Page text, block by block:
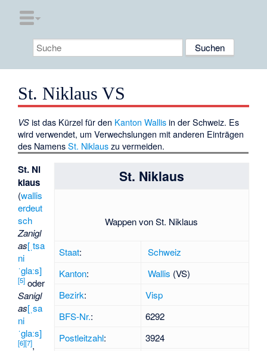
St. Niklaus VS
VS ist das Kürzel für den Kanton Wallisin der Schweiz. Es
wird verwendet, um Verwechslungen mit anderen Einträgen
des NamensSt. Niklauszu vermeiden.
St. Niklaus
Wappen von St. Niklaus
Staat:
Schweiz
Kanton: Wallis (VS)
Bezirk:
Visp
BFS-Nr.:
6292
Postleitzahl:
3924
St. Ni
klaus
(wallis
erdeut
sch
Zanigl
as[ˌtsa
ni
ˈglaːs]
[5] oder
Sanigl
as[ˌsa
ni
ˈglaːs]
[6][7],